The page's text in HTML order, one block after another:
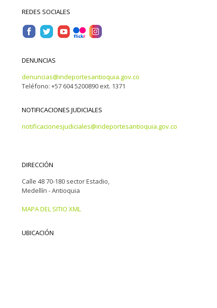
REDES SOCIALES
DENUNCIAS
denuncias@indeportesantioquia.gov.co
Teléfono: +57 604 5200890 ext. 1371
NOTIFICACIONES JUDICIALES
notificacionesjudiciales@indeportesantioquia.gov.co
DIRECCIÓN
Calle 48 70-180 sector Estadio,
Medellín - Antioquia
MAPA DEL SITIO XML
UBICACIÓN